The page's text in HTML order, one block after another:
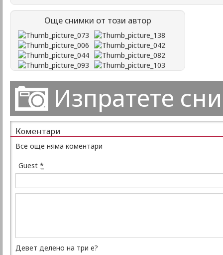
Още снимки от този автор
Изпратете
Коментари
Все още няма коментари
Guest *
Девет делено на три е?